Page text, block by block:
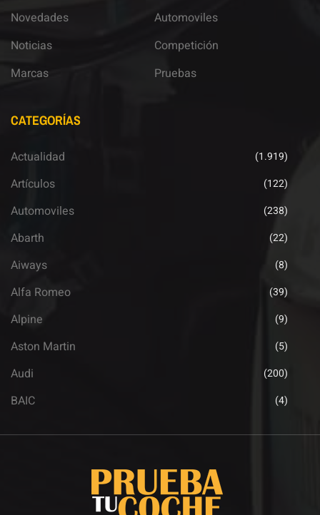
Novedades
Noticias
Marcas
Automoviles
Competición
Pruebas
CATEGORÍAS
Actualidad (1.919)
Artículos (122)
Automoviles (238)
Abarth (22)
Aiways (8)
Alfa Romeo (39)
Alpine (9)
Aston Martin (5)
Audi (200)
BAIC (4)